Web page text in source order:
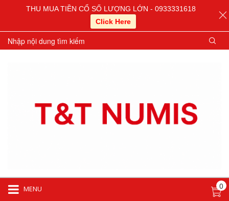
MENU 0
THU MUA TIỀN CỔ SỐ LƯỢNG LỚN - 0933331618
Click Here